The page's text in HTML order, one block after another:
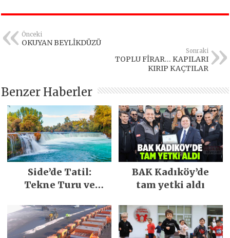
Önceki
OKUYAN BEYLİKDÜZÜ
Sonraki
TOPLU FİRAR… KAPILARI
KIRIP KAÇTILAR
Benzer Haberler
Side’de Tatil:
Tekne Turu ve
BAK Kadıköy’de
tam yetki aldı